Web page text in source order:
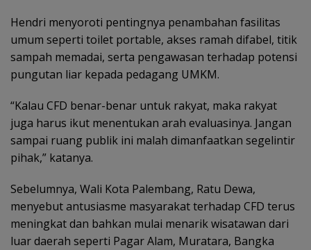
Hendri menyoroti pentingnya penambahan fasilitas
umum seperti toilet portable, akses ramah difabel, titik
sampah memadai, serta pengawasan terhadap potensi
pungutan liar kepada pedagang UMKM.
“Kalau CFD benar-benar untuk rakyat, maka rakyat
juga harus ikut menentukan arah evaluasinya. Jangan
sampai ruang publik ini malah dimanfaatkan segelintir
pihak,” katanya.
Sebelumnya, Wali Kota Palembang, Ratu Dewa,
menyebut antusiasme masyarakat terhadap CFD terus
meningkat dan bahkan mulai menarik wisatawan dari
luar daerah seperti Pagar Alam, Muratara, Bangka